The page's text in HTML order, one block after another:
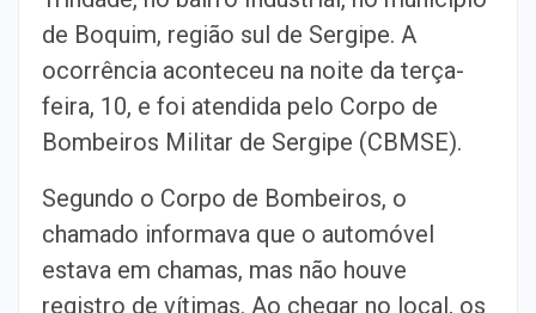
de Boquim, região sul de Sergipe. A
ocorrência aconteceu na noite da terça-
feira, 10, e foi atendida pelo Corpo de
Bombeiros Militar de Sergipe (CBMSE).
Segundo o Corpo de Bombeiros, o
chamado informava que o automóvel
estava em chamas, mas não houve
registro de vítimas. Ao chegar no local, os